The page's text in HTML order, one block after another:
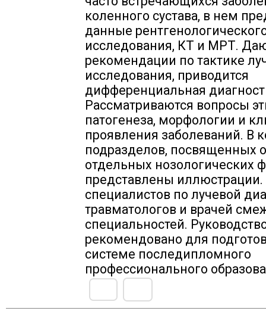
коленного сустава, в нем
данные
исследования, КТ и МРТ.
рекомендации по тактике
исследования, приводится
дифференциальная
Рассматриваются вопросы
патогенеза, морфологии и
проявления заболеваний. В
подразделов, посвященных
отдельных нозологических
представлены
специалистов по лучевой
травматологов и врачей
специальностей.
рекомендовано для
системе последипломного
профессионального